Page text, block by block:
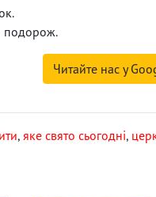
подорож.
Читайте нас у
, яке свято сьогодні,